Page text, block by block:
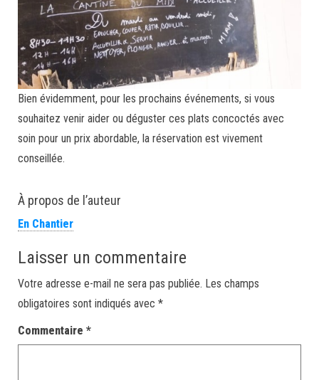
Bien évidemment, pour les prochains événements, si vous
souhaitez venir aider ou déguster ces plats concoctés avec
soin pour un prix abordable, la réservation est vivement
conseillée.
À propos de l’auteur
En Chantier
Laisser un commentaire
Votre adresse e-mail ne sera pas publiée. Les champs
obligatoires sont indiqués avec *
Commentaire *